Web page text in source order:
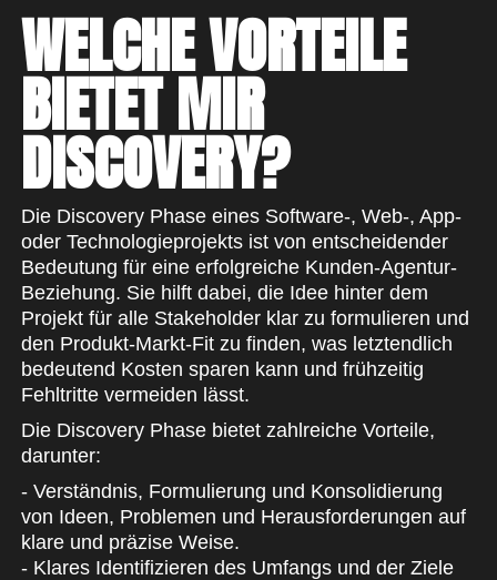
WELCHE VORTEILE
BIETET MIR
DISCOVERY?
Die Discovery Phase eines Software-, Web-, App-
oder Technologieprojekts ist von entscheidender
Bedeutung für eine erfolgreiche Kunden-Agentur-
Beziehung. Sie hilft dabei, die Idee hinter dem
Projekt für alle Stakeholder klar zu formulieren und
den Produkt-Markt-Fit zu finden, was letztendlich
bedeutend Kosten sparen kann und frühzeitig
Fehltritte vermeiden lässt.
Die Discovery Phase bietet zahlreiche Vorteile,
darunter:
- Verständnis, Formulierung und Konsolidierung
von Ideen, Problemen und Herausforderungen auf
klare und präzise Weise.
- Klares Identifizieren des Umfangs und der Ziele